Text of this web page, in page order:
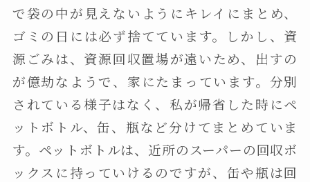
で袋の中が見えないようにキレイにまとめ、
ゴミの日には必ず捨てています。しかし、資
源ごみは、資源回収置場が遠いため、出すの
が億劫なようで、家にたまっています。分別
されている様子はなく、私が帰省した時にペ
ットボトル、缶、瓶など分けてまとめていま
す。ペットボトルは、近所のスーパーの回収ボ
ックスに持っていけるのですが、缶や瓶は回